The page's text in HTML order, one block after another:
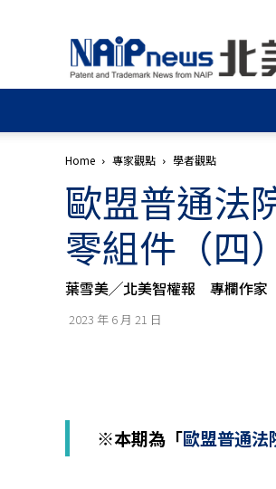
北
美
智
權
│
申
請
│
商
標
申
請
智
財
Home 專家觀點 學者觀點
歐盟普通法
零組件（四）
葉雪美╱北美智權報 專欄作家
2023 年 6 月 21 日
※本期為「歐盟普通法